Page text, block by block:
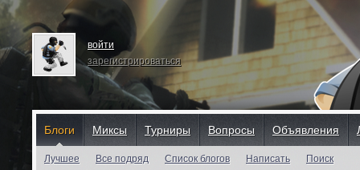
войти
зарегистрироваться
Блоги Миксы Турниры Вопросы Объявления
Лучшее Все подряд Список блогов Написать Поиск